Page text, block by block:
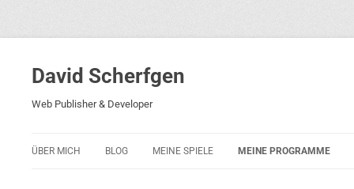
David Scherfgen
Web Publisher & Developer
ÜBER MICH BLOG MEINE SPIELE MEINE PROGRAMME